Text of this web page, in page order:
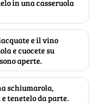
in una casseruola
e il vino
e cuocete su
aperte.
schiumarola,
tenetelo da parte.